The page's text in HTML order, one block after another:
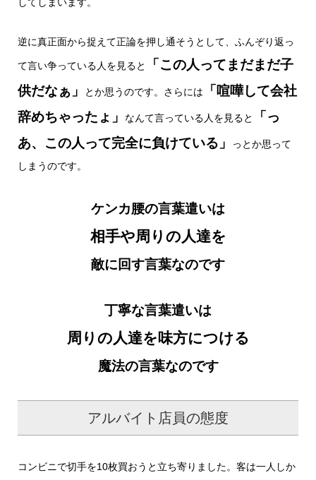
してしまいます。
逆に真正面から捉えて正論を押し通そうとして、ふんぞり返っ
て言い争っている人を見ると
「この人ってまだまだ子
供だなぁ」
とか思うのです。さらには
「喧嘩して会社
辞めちゃったょ」
なんて言っている人を見ると
「っ
あ、この人って完全に負けている」
っとか思って
しまうのです。
ケンカ腰の言葉遣いは
相手や周りの人達を
敵に回す言葉なのです
丁寧な言葉遣いは
周りの人達を味方につける
魔法の言葉なのです
アルバイト店員の態度
コンビニで切手を10枚買おうと立ち寄りました。客は一人しか